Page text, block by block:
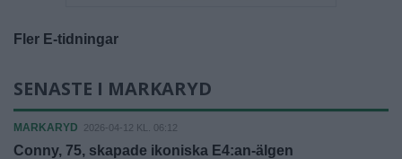
Fler E-tidningar
SENASTE I MARKARYD
MARKARYD 2026-04-12 KL. 06:12
Conny, 75, skapade ikoniska E4:an-älgen